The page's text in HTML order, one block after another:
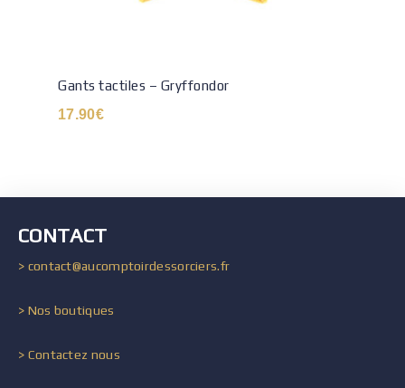
Gants tactiles – Gryffondor
17.90€
CONTACT
> contact@aucomptoirdessorciers.fr
> Nos boutiques
> Contactez nous